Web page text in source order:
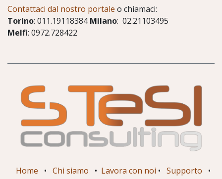
Contattaci dal nostro portale o chiamaci:
Torino: 011.19118384Milano: 02.21103495
Melfi: 0972.728422
Home • Chi siamo • Lavora con noi • Supporto
•